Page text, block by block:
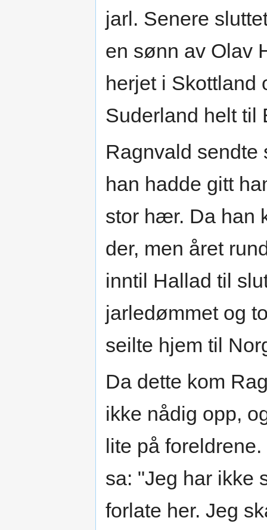
jarl. Senere
en sønn av Olav
herjet i Skottland
Suderland helt til
Ragnvald sendte
han hadde gitt
stor hær. Da han
der, men året
inntil Hallad til
jarledømmet og
seilte hjem til
Da dette kom
ikke nådig opp,
lite på
sa: "Jeg har ikke
forlate her. Jeg